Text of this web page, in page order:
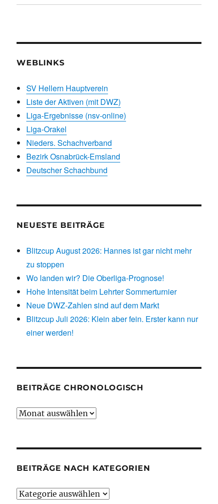
WEBLINKS
SV Hellern Hauptverein
Liste der Aktiven (mit DWZ)
Liga-Ergebnisse (nsv-online)
Liga-Orakel
Nieders. Schachverband
Bezirk Osnabrück-Emsland
Deutscher Schachbund
NEUESTE BEITRÄGE
Blitzcup August 2026: Hannes ist gar nicht mehr
zu stoppen
Wo landen wir? Die Oberliga-Prognose!
Hohe Intensität beim Lehrter Sommerturnier
Neue DWZ-Zahlen sind auf dem Markt
Blitzcup Juli 2026: Klein aber fein. Erster kann nur
einer werden!
BEITRÄGE CHRONOLOGISCH
Beiträge
BEITRÄGE NACH KATEGORIEN
Beiträge